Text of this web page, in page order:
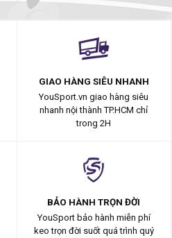
GIAO HÀNG SIÊU NHANH
YouSport.vn giao hàng siêu
nhanh nội thành TP.HCM chỉ
trong 2H
BẢO HÀNH TRỌN ĐỜI
YouSport bảo hành miễn phí
keo trọn đời suốt quá trình quý